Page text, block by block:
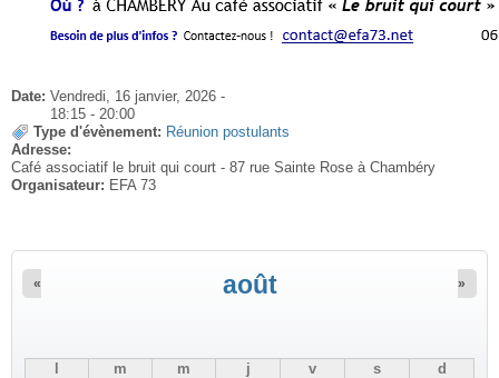
Date: Vendredi, 16 janvier, 2026 -
18:15 - 20:00
Type d'évènement: Réunion postulants
Adresse:
Café associatif le bruit qui court - 87 rue Sainte Rose à Chambéry
Organisateur: EFA 73
août
« »
l m m j v s
d